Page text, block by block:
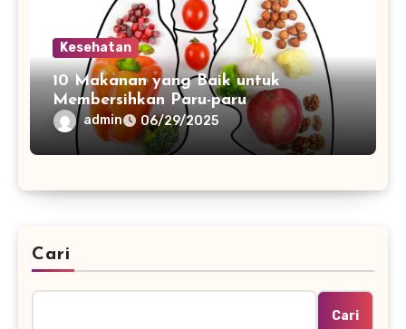
Kesehatan
10 Makanan yang Baik untuk
Membersihkan Paru-paru
admin 06/29/2025
Cari
Cari